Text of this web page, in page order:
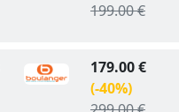
199.00 €
179.00 €
(-40%)